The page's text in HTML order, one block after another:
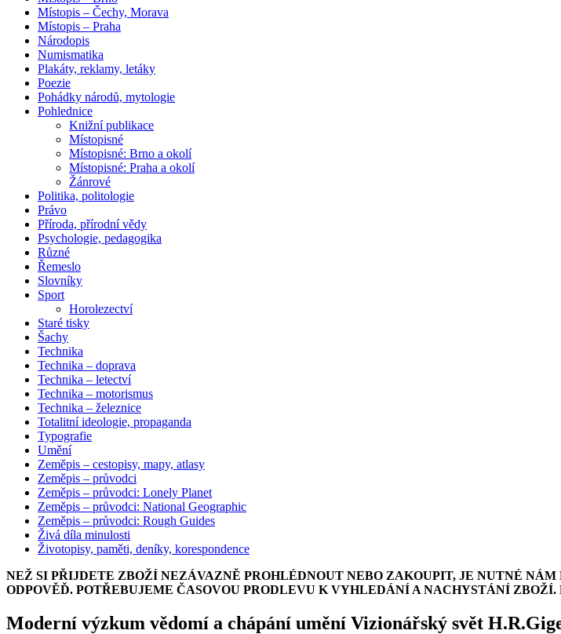
Místopis – Čechy, Morava
Místopis – Praha
Národopis
Numismatika
Plakáty, reklamy, letáky
Poezie
Pohádky národů, mytologie
Pohlednice
Knižní publikace
Místopisné
Místopisné: Brno a okolí
Místopisné: Praha a okolí
Žánrové
Politika, politologie
Právo
Příroda, přírodní vědy
Psychologie, pedagogika
Různé
Řemeslo
Slovníky
Sport
Horolezectví
Staré tisky
Šachy
Technika
Technika – doprava
Technika – letectví
Technika – motorismus
Technika – železnice
Totalitní ideologie, propaganda
Typografie
Umění
Zeměpis – cestopisy, mapy, atlasy
Zeměpis – průvodci
Zeměpis – průvodci: Lonely Planet
Zeměpis – průvodci: National Geographic
Zeměpis – průvodci: Rough Guides
Živá díla minulosti
Životopisy, paměti, deníky, korespondence
NEŽ SI PŘIJDETE ZBOŽÍ NEZÁVAZNĚ PROHLÉDNOUT NEBO ZAKOUPIT, JE NUTNÉ
ODPOVĚĎ. POTŘEBUJEME ČASOVOU PRODLEVU K VYHLEDÁNÍ A NACHYSTÁNÍ
Moderní výzkum vědomí a chápání umění Vizionářský svět